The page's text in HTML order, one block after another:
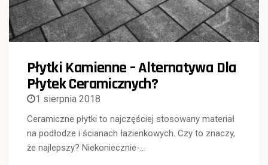
Płytki Kamienne – Alternatywa Dla
Płytek Ceramicznych?
1 sierpnia 2018
Ceramiczne płytki to najczęściej stosowany materiał
na podłodze i ścianach łazienkowych. Czy to znaczy,
że najlepszy? Niekoniecznie-…